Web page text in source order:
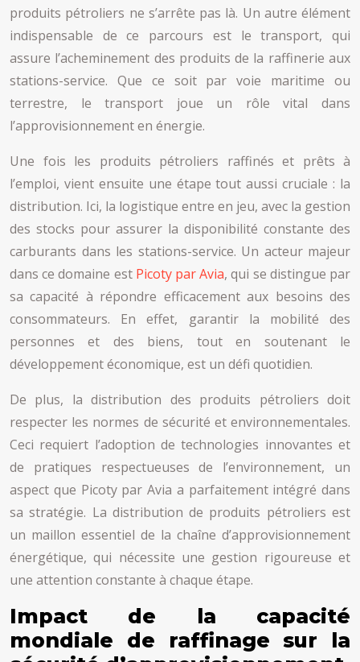
produits pétroliers ne s’arrête pas là. Un autre élément
indispensable de ce parcours est le transport, qui
assure l’acheminement des produits de la raffinerie aux
stations-service. Que ce soit par voie maritime ou
terrestre, le transport joue un rôle vital dans
l’approvisionnement en énergie.
Une fois les produits pétroliers raffinés et prêts à
l’emploi, vient ensuite une étape tout aussi cruciale : la
distribution. Ici, la logistique entre en jeu, avec la gestion
des stocks pour assurer la disponibilité constante des
carburants dans les stations-service. Un acteur majeur
dans ce domaine est Picoty par Avia, qui se distingue par
sa capacité à répondre efficacement aux besoins des
consommateurs. En effet, garantir la mobilité des
personnes et des biens, tout en soutenant le
développement économique, est un défi quotidien.
De plus, la distribution des produits pétroliers doit
respecter les normes de sécurité et environnementales.
Ceci requiert l’adoption de technologies innovantes et
de pratiques respectueuses de l’environnement, un
aspect que Picoty par Avia a parfaitement intégré dans
sa stratégie. La distribution de produits pétroliers est
un maillon essentiel de la chaîne d’approvisionnement
énergétique, qui nécessite une gestion rigoureuse et
une attention constante à chaque étape.
Impact de la capacité
mondiale de raffinage sur la